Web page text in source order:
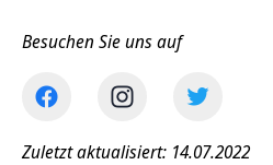
Besuchen Sie uns auf
Zuletzt aktualisiert: 14.07.2022